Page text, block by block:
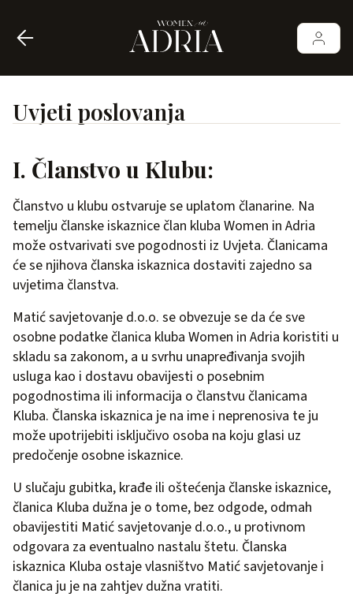
Uvjeti poslovanja
I. Članstvo u Klubu:
Članstvo u klubu ostvaruje se uplatom članarine. Na
temelju članske iskaznice član kluba Women in Adria
može ostvarivati sve pogodnosti iz Uvjeta. Članicama
će se njihova članska iskaznica dostaviti zajedno sa
uvjetima članstva.
Matić savjetovanje d.o.o. se obvezuje se da će sve
osobne podatke članica kluba Women in Adria koristiti u
skladu sa zakonom, a u svrhu unapređivanja svojih
usluga kao i dostavu obavijesti o posebnim
pogodnostima ili informacija o članstvu članicama
Kluba. Članska iskaznica je na ime i neprenosiva te ju
može upotrijebiti isključivo osoba na koju glasi uz
predočenje osobne iskaznice.
U slučaju gubitka, krađe ili oštećenja članske iskaznice,
članica Kluba dužna je o tome, bez odgode, odmah
obavijestiti Matić savjetovanje d.o.o., u protivnom
odgovara za eventual­no nastalu štetu. Članska
iskaznica Kluba ostaje vlasništvo Matić savjetovanje i
članica ju je na zahtjev dužna vratiti.